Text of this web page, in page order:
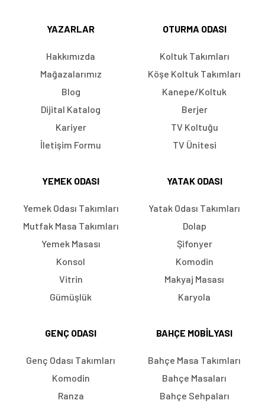
YAZARLAR
Hakkımızda
Mağazalarımız
Blog
Dijital Katalog
Kariyer
İletişim Formu
OTURMA ODASI
Koltuk Takımları
Köşe Koltuk Takımları
Kanepe/Koltuk
Berjer
TV Koltuğu
TV Ünitesi
YEMEK ODASI
Yemek Odası Takımları
Mutfak Masa Takımları
Yemek Masası
Konsol
Vitrin
Gümüşlük
YATAK ODASI
Yatak Odası Takımları
Dolap
Şifonyer
Komodin
Makyaj Masası
Karyola
GENÇ ODASI
Genç Odası Takımları
Komodin
Ranza
BAHÇE MOBILYASI
Bahçe Masa Takımları
Bahçe Masaları
Bahçe Sehpaları